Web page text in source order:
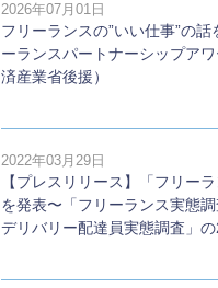
2026年07月01日
フリーランスの”いい仕事”の話
ーランスパートナーシップア
済産業省後援）
2022年03月29日
【プレスリリース】「フリー
を発表〜「フリーランス実態
デリバリー配達員実態調査」